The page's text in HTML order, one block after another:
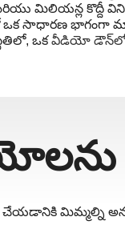
మరియు మిలియన్ల
సాధారణ భాగంగా
ఒకవీడియో
చేయడానికి మిమ్మల్ని